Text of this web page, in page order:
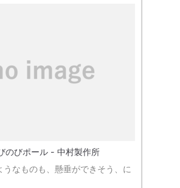
のびポール - 中村製作所
うなものも、懸垂ができそう、に